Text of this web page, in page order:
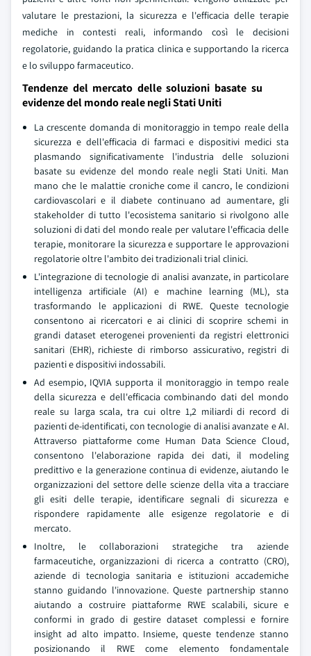
valutare le prestazioni, la sicurezza e l'efficacia delle terapie
mediche in contesti reali, informando così le decisioni
regolatorie, guidando la pratica clinica e supportando la ricerca
e lo sviluppo farmaceutico.
Tendenze del mercato delle soluzioni basate su
evidenze del mondo reale negli Stati Uniti
La crescente domanda di monitoraggio in tempo reale della
sicurezza e dell'efficacia di farmaci e dispositivi medici sta
plasmando significativamente l'industria delle soluzioni
basate su evidenze del mondo reale negli Stati Uniti. Man
mano che le malattie croniche come il cancro, le condizioni
cardiovascolari e il diabete continuano ad aumentare, gli
stakeholder di tutto l'ecosistema sanitario si rivolgono alle
soluzioni di dati del mondo reale per valutare l'efficacia delle
terapie, monitorare la sicurezza e supportare le approvazioni
regolatorie oltre l'ambito dei tradizionali trial clinici.
L'integrazione di tecnologie di analisi avanzate, in particolare
intelligenza artificiale (AI) e machine learning (ML), sta
trasformando le applicazioni di RWE. Queste tecnologie
consentono ai ricercatori e ai clinici di scoprire schemi in
grandi dataset eterogenei provenienti da registri elettronici
sanitari (EHR), richieste di rimborso assicurativo, registri di
pazienti e dispositivi indossabili.
Ad esempio, IQVIA supporta il monitoraggio in tempo reale
della sicurezza e dell'efficacia combinando dati del mondo
reale su larga scala, tra cui oltre 1,2 miliardi di record di
pazienti de-identificati, con tecnologie di analisi avanzate e AI.
Attraverso piattaforme come Human Data Science Cloud,
consentono l'elaborazione rapida dei dati, il modeling
predittivo e la generazione continua di evidenze, aiutando le
organizzazioni del settore delle scienze della vita a tracciare
gli esiti delle terapie, identificare segnali di sicurezza e
rispondere rapidamente alle esigenze regolatorie e di
mercato.
Inoltre, le collaborazioni strategiche tra aziende
farmaceutiche, organizzazioni di ricerca a contratto (CRO),
aziende di tecnologia sanitaria e istituzioni accademiche
stanno guidando l'innovazione. Queste partnership stanno
aiutando a costruire piattaforme RWE scalabili, sicure e
conformi in grado di gestire dataset complessi e fornire
insight ad alto impatto. Insieme, queste tendenze stanno
posizionando il RWE come elemento fondamentale